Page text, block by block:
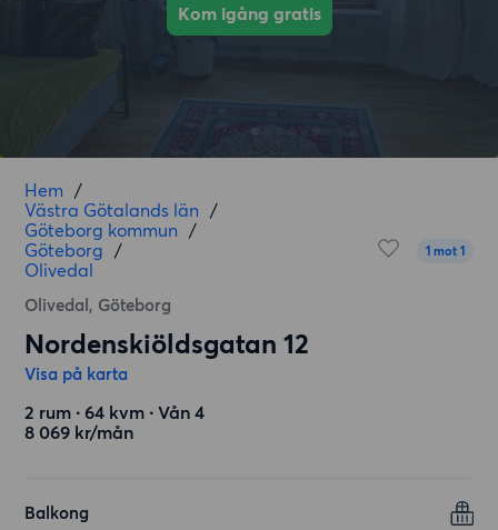
Kom igång gratis
Hem /
Västra Götalands län /
Göteborg kommun /
Göteborg /
Olivedal
Olivedal, Göteborg
1 mot 1
Nordenskiöldsgatan 12
Visa på karta
2 rum ∙ 64 kvm ∙ Vån 4
8 069 kr/mån
Balkong